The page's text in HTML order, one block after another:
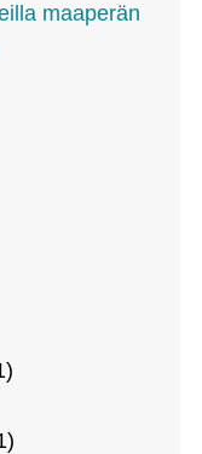
maaperän